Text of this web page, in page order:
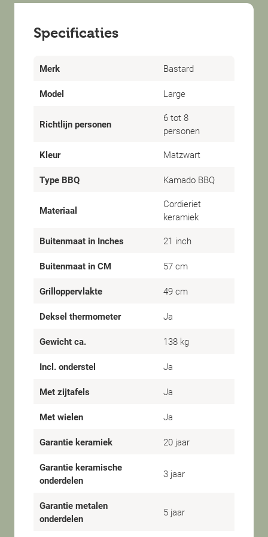
Specificaties
Merk Bastard
Model Large
Richtlijn personen
6 tot 8
personen
Kleur
Matzwart
Type BBQ Kamado BBQ
Materiaal
Cordieriet
keramiek
Buitenmaat in Inches
21 inch
Buitenmaat in CM 57 cm
Grilloppervlakte 49 cm
Deksel thermometer Ja
Gewicht ca. 138 kg
Incl. onderstel Ja
Met zijtafels Ja
Met wielen Ja
Garantie keramiek 20 jaar
Garantie keramische
onderdelen
3 jaar
Garantie metalen
onderdelen
5 jaar